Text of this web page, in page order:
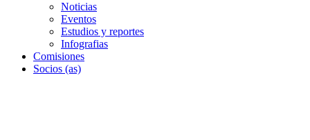
Noticias
Eventos
Estudios y reportes
Infografias
Comisiones
Socios (as)